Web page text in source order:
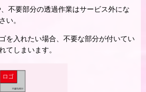
不要部分の透過作業はサービス外にな
い。
を入れたい場合、不要な部分が付いてい
てしまいます。